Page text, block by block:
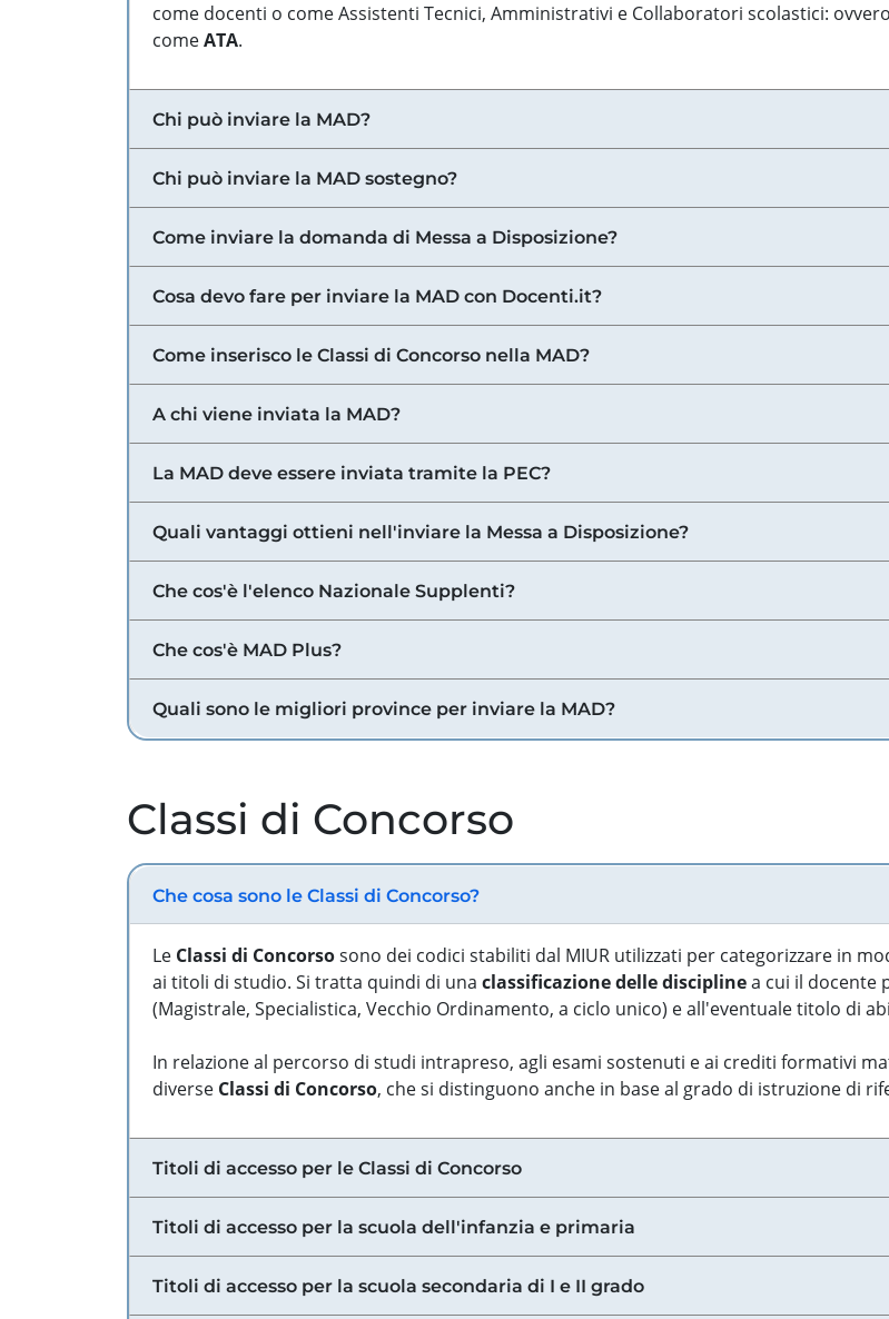
come docenti o come Assistenti Tecnici, Amministrativi e Collaboratori scolastici:
comeATA.
Chi può inviare la MAD?
Chi può inviare la MAD sostegno?
Come inviare la domanda di Messa a Disposizione?
Cosa devo fare per inviare la MAD con Docenti.it?
Come inserisco le Classi di Concorso nella MAD?
A chi viene inviata la MAD?
La MAD deve essere inviata tramite la PEC?
Quali vantaggi ottieni nell'inviare la Messa a Disposizione?
Che cos'è l'elenco Nazionale Supplenti?
Che cos'è MAD Plus?
Quali sono le migliori province per inviare la MAD?
Classi di Concorso
Che cosa sono le Classi di Concorso?
Le Classi di Concorsosono dei codici stabiliti dal MIUR utilizzati per categorizzare in
ai titoli di studio. Si tratta quindi di una classificazione delle disciplinea cui il docente
(Magistrale, Specialistica, Vecchio Ordinamento, a ciclo unico) e all'eventuale titolo di
In relazione al percorso di studi intrapreso, agli esami sostenuti e ai crediti formativi
diverse Classi di Concorso, che si distinguono anche in base al grado di istruzione di
Titoli di accesso per le Classi di Concorso
Titoli di accesso per la scuola dell'infanzia e primaria
Titoli di accesso per la scuola secondaria di I e II grado